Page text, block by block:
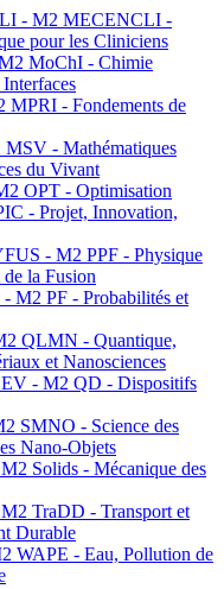
- M2 MECENCLI -
pour les Cliniciens
MoChI - Chimie
- Fondements de
- Mathématiques
du Vivant
OPT - Optimisation
- Projet, Innovation,
- M2 PPF - Physique
de la Fusion
M2 PF - Probabilités et
QLMN - Quantique,
et Nanosciences
- M2 QD - Dispositifs
SMNO - Science des
Nano-Objets
Solids - Mécanique des
TraDD - Transport et
Durable
WAPE - Eau, Pollution de